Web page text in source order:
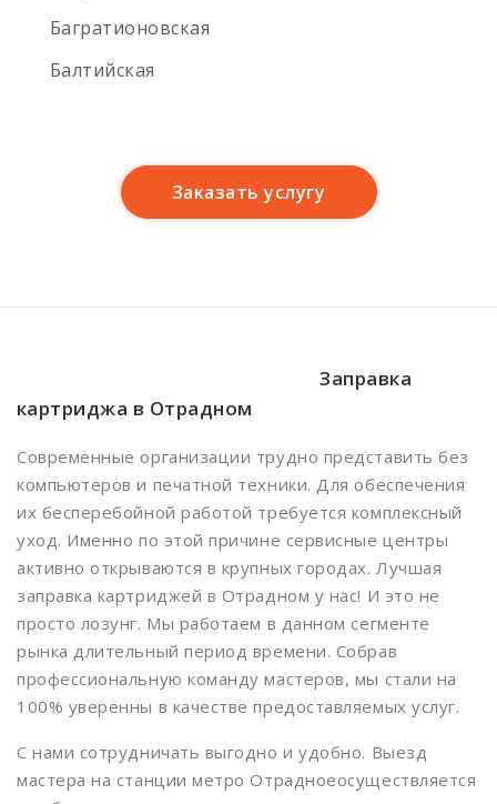
Багратионовская
Балтийская
Беговая
Бибирево
Библиотека имени Ленина
Борисово
Боровицкая
Ботанический сад
Братиславская
Бульвар Рокоссовского
Бутырская
Варшавская
ВДНХ
Заказать услугу
Заправка
картриджа в Отрадном
Современные организации трудно представить без
компьютеров и печатной техники. Для обеспечения
их бесперебойной работой требуется комплексный
уход. Именно по этой причине сервисные центры
активно открываются в крупных городах. Лучшая
заправка картриджей в Отрадном у нас! И это не
просто лозунг. Мы работаем в данном сегменте
рынка длительный период времени. Собрав
профессиональную команду мастеров, мы стали на
100% уверенны в качестве предоставляемых услуг.
С нами сотрудничать выгодно и удобно. Выезд
мастера на станции метро Отрадноеосуществляется